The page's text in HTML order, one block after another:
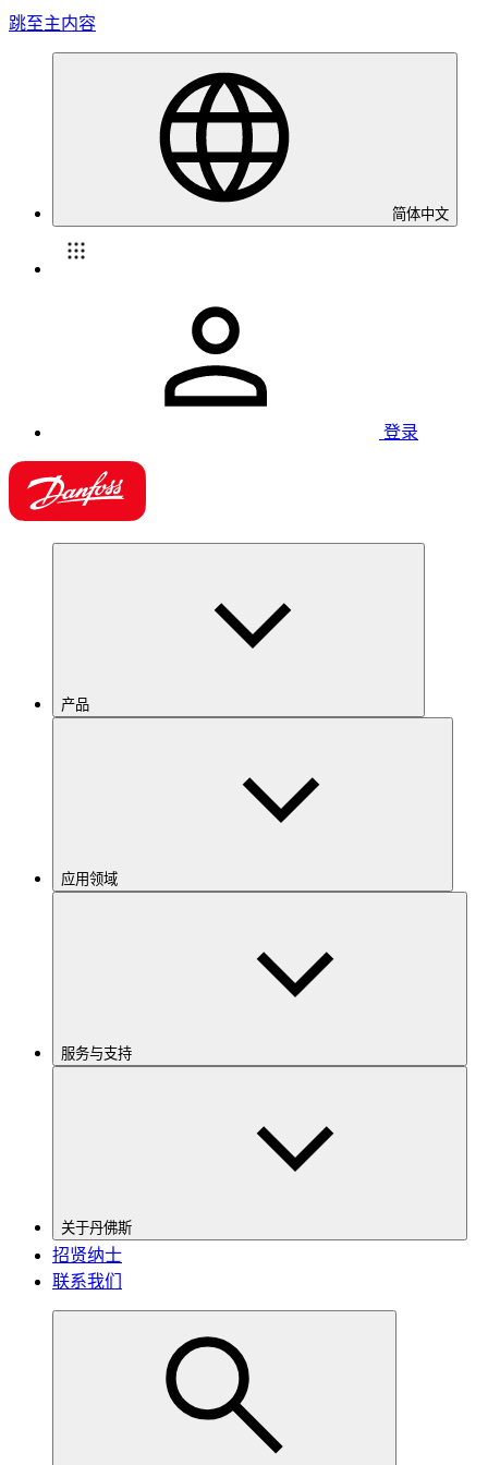
跳至主内容
简体中文
登录
产品
应用领域
服务与支持
关于丹佛斯
招贤纳士
联系我们